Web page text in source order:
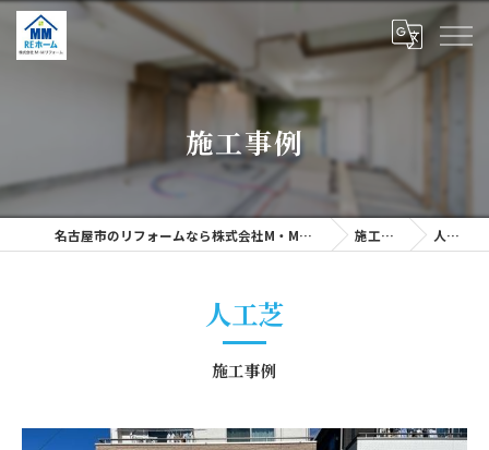
施工事例
名古屋市のリフォームなら株式会社M・Mリフォーム 施工事例 人工芝
施工事例
人工芝